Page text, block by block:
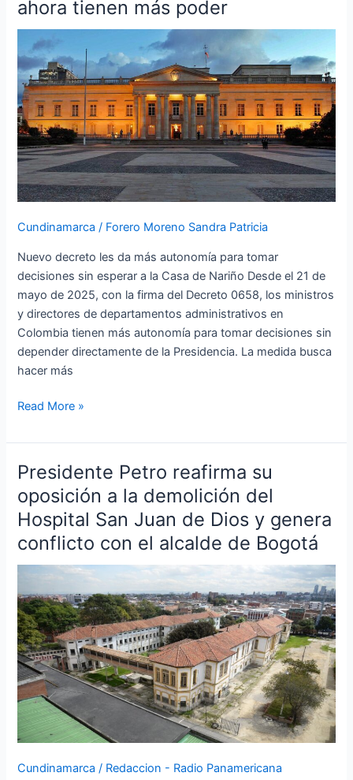
ahora tienen más poder
Cundinamarca / Forero Moreno Sandra Patricia
Nuevo decreto les da más autonomía para tomar
decisiones sin esperar a la Casa de Nariño Desde el 21 de
mayo de 2025, con la firma del Decreto 0658, los ministros
y directores de departamentos administrativos en
Colombia tienen más autonomía para tomar decisiones sin
depender directamente de la Presidencia. La medida busca
hacer más
las
riendas:
Ministerios
ahora
tienen
más
poder
Read More »
Presidente Petro reafirma su
oposición a la demolición del
Hospital San Juan de Dios y genera
conflicto con el alcalde de Bogotá
Cundinamarca / Redaccion - Radio Panamericana
Presidente
reafirma
su
oposición
a
demolición
del
Hospital
San
Juan
de
Dios
y
conflicto